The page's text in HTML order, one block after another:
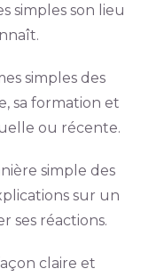
simples son lieu
simples des
sa formation et
ou récente.
simple des
sur un
ses réactions.
claire et